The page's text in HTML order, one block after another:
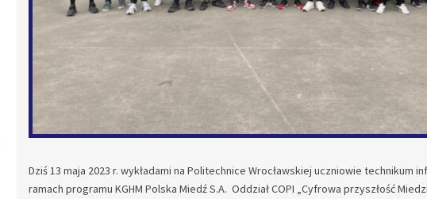
Dziś 13 maja 2023 r. wykładami na Politechnice Wrocławskiej uczniowie
ramach programu KGHM Polska Miedź S.A. Oddział COPI „Cyfrowa przyszłość